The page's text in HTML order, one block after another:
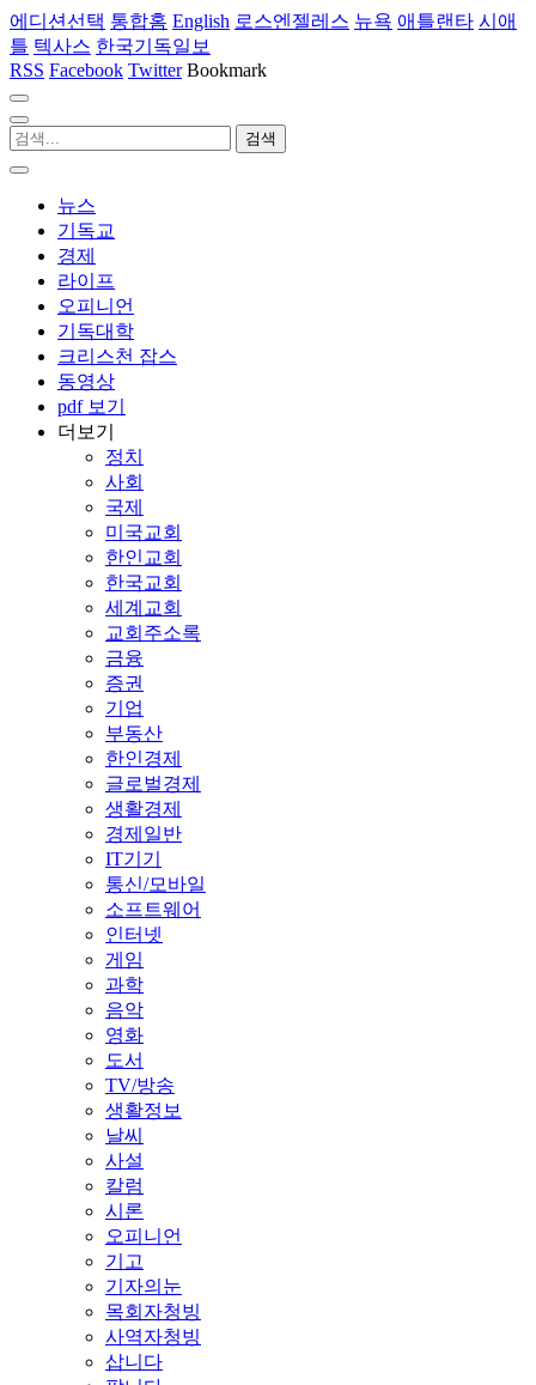
에디션선택 통합홈 English 로스엔젤레스 뉴욕 애틀랜타 시애
틀 텍사스 한국기독일보
RSS Facebook Twitter Bookmark
뉴스
기독교
경제
라이프
오피니언
기독대학
크리스천 잡스
동영상
pdf 보기
더보기
정치
사회
국제
미국교회
한인교회
한국교회
세계교회
교회주소록
금융
증권
기업
부동산
한인경제
글로벌경제
생활경제
경제일반
IT기기
통신/모바일
소프트웨어
인터넷
게임
과학
음악
영화
도서
TV/방송
생활정보
날씨
사설
칼럼
시론
오피니언
기고
기자의눈
목회자청빙
사역자청빙
삽니다